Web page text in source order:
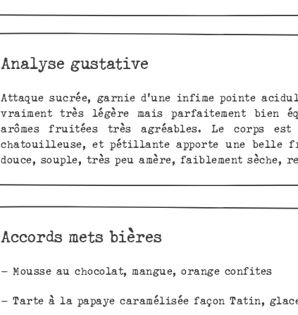
Analyse gustative
Attaque sucrée, garnie d'une infime pointe
vraiment très légère mais parfaitement bien
arômes fruitées très agréables. Le corps
chatouilleuse, et pétillante apporte une belle
douce, souple, très peu amère, faiblement sèche,
Accords mets bières
– Mousse au chocolat, mangue, orange confites
– Tarte à la papaye caramélisée façon Tatin,